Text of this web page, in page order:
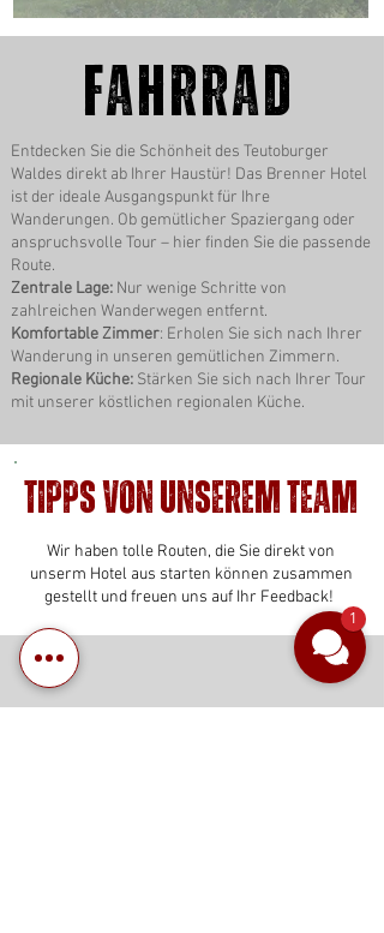
Fahrrad
Entdecken Sie die Schönheit des Teutoburger
Waldes direkt ab Ihrer Haustür! Das Brenner Hotel
ist der ideale Ausgangspunkt für Ihre
Wanderungen. Ob gemütlicher Spaziergang oder
anspruchsvolle Tour – hier finden Sie die passende
Route.
Zentrale Lage: Nur wenige Schritte von
zahlreichen Wanderwegen entfernt.
Komfortable Zimmer: Erholen Sie sich nach Ihrer
Wanderung in unseren gemütlichen Zimmern.
Regionale Küche: Stärken Sie sich nach Ihrer Tour
mit unserer köstlichen regionalen Küche.
Tipps von unserem Team
Wir haben tolle Routen, die Sie direkt von
unserm Hotel aus starten können zusammen
gestellt und freuen uns auf Ihr Feedback!
1